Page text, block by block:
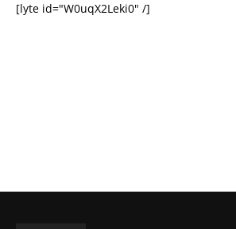
[lyte id="W0uqX2Leki0" /]